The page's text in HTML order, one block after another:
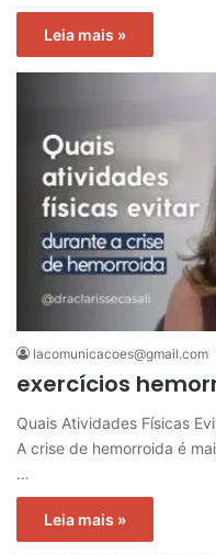
Leia mais »
lacomunicacoes@gmail.com
exercícios
Quais Atividades Físicas
A crise de hemorroida é
…
Leia mais »